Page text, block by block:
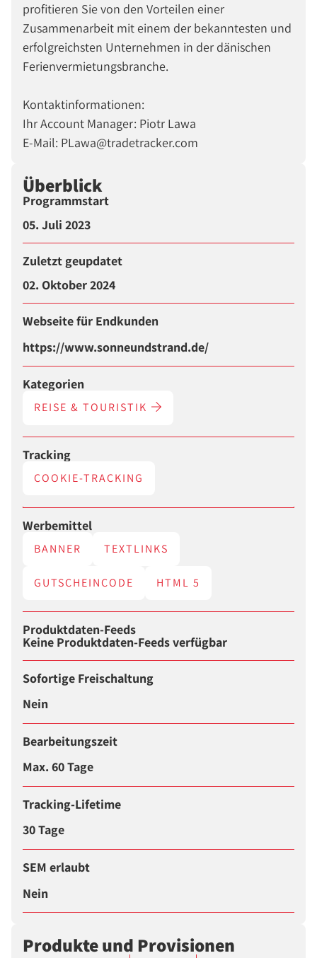
profitieren Sie von den Vorteilen einer
Zusammenarbeit mit einem der bekanntesten und
erfolgreichsten Unternehmen in der dänischen
Ferienvermietungsbranche.
Kontaktinformationen:
Ihr Account Manager: Piotr Lawa
E-Mail: PLawa@tradetracker.com
Überblick
Programmstart
05. Juli 2023
Zuletzt geupdatet
02. Oktober 2024
Webseite für Endkunden
https://www.sonneundstrand.de/
Kategorien
REISE & TOURISTIK
Tracking
COOKIE-TRACKING
Werbemittel
BANNER TEXTLINKS
GUTSCHEINCODE HTML 5
Produktdaten-Feeds
Keine Produktdaten-Feeds verfügbar
Sofortige Freischaltung
Nein
Bearbeitungszeit
Max. 60 Tage
Tracking-Lifetime
30 Tage
SEM erlaubt
Nein
Produkte und Provisionen